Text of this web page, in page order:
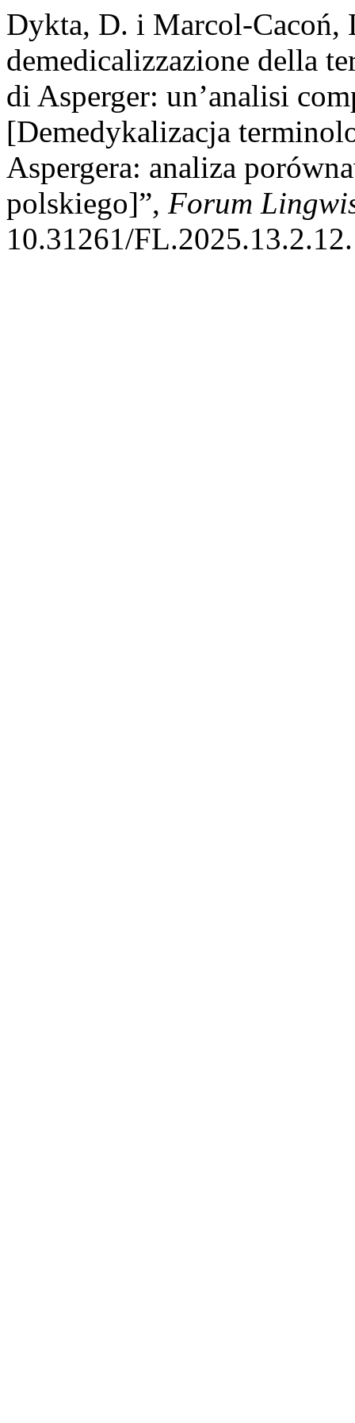
Dykta, D. i Marcol-Cacoń,
demedicalizzazione della
di Asperger: un’analisi
[Demedykalizacja
Aspergera: analiza
polskiego]”, Forum
10.31261/FL.2025.13.2.12.